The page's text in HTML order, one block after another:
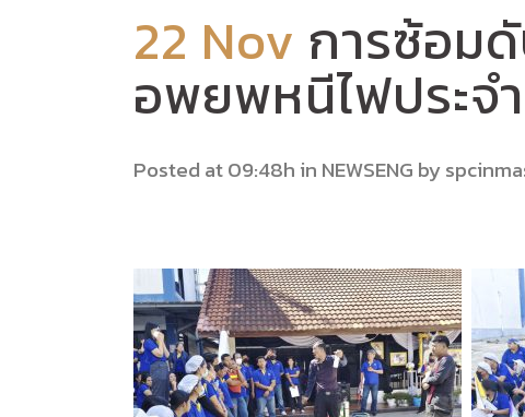
22 Nov การซ้อม
อพยพหนีไฟประจ
Posted at 09:48h in NEWSENG by